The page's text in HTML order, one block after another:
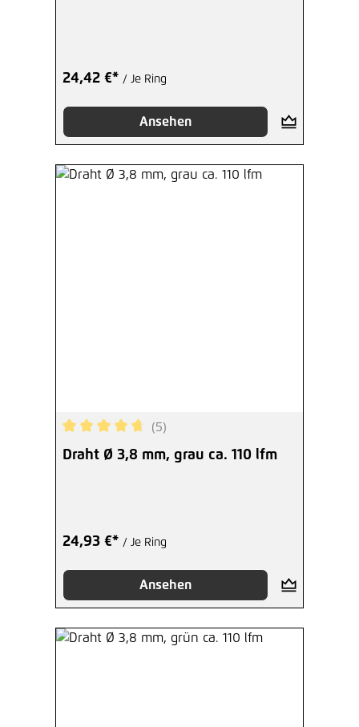
24,42 €* / Je Ring
Ansehen
Durchschnittliche Bewertung von 4.8 von 5
(5)
Draht Ø 3,8 mm, grau ca. 110 lfm
24,93 €* / Je Ring
Ansehen